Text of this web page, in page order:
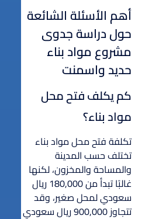
أهم الأسئلة الشائعة
حول دراسة جدوى
مشروع مواد بناء
حديد واسمنت
كم يكلف فتح محل
مواد بناء؟
تكلفة فتح محل مواد بناء
تختلف حسب المدينة
والمساحة والمخزون، لكنها
غالبًا تبدأ من 180,000 ريال
سعودي لمحل صغير، وقد
تتجاوز 900,000 ريال سعودي